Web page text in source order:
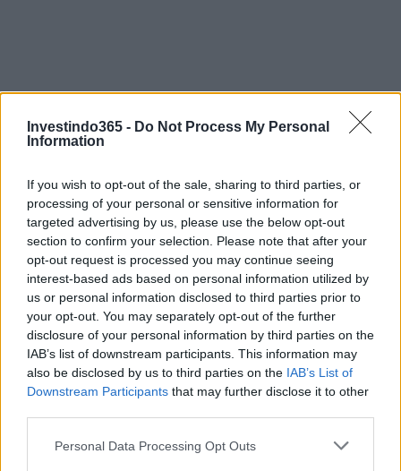
Investindo365 - Do Not Process My Personal
Information
If you wish to opt-out of the sale, sharing to third parties, or
processing of your personal or sensitive information for
targeted advertising by us, please use the below opt-out
section to confirm your selection. Please note that after your
opt-out request is processed you may continue seeing
interest-based ads based on personal information utilized by
us or personal information disclosed to third parties prior to
your opt-out. You may separately opt-out of the further
disclosure of your personal information by third parties on the
IAB’s list of downstream participants. This information may
also be disclosed by us to third parties on the IAB’s List of
Downstream Participants that may further disclose it to other
Please note that this website/app uses one or more Google
Personal Data Processing Opt Outs
Continue lendo
FINANÇA